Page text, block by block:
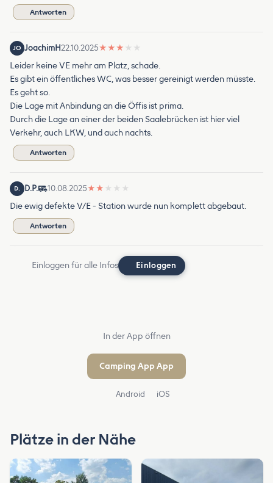
Antworten
JO JoachimH22.10.2025★ ★ ★ ★ ★
Leider keine VE mehr am Platz, schade.
Es gibt ein öffentliches WC, was besser gereinigt werden müsste.
Es geht so.
Die Lage mit Anbindung an die Öffis ist prima.
Durch die Lage an einer der beiden Saalebrücken ist hier viel
Verkehr, auch LKW, und auch nachts.
Antworten
D. D.P. 10.08.2025★ ★ ★ ★ ★
Die ewig defekte V/E - Station wurde nun komplett abgebaut.
Antworten
Einloggen für alle Infos Einloggen
In der App öffnen
Camping App App
Android iOS
Plätze in der Nähe